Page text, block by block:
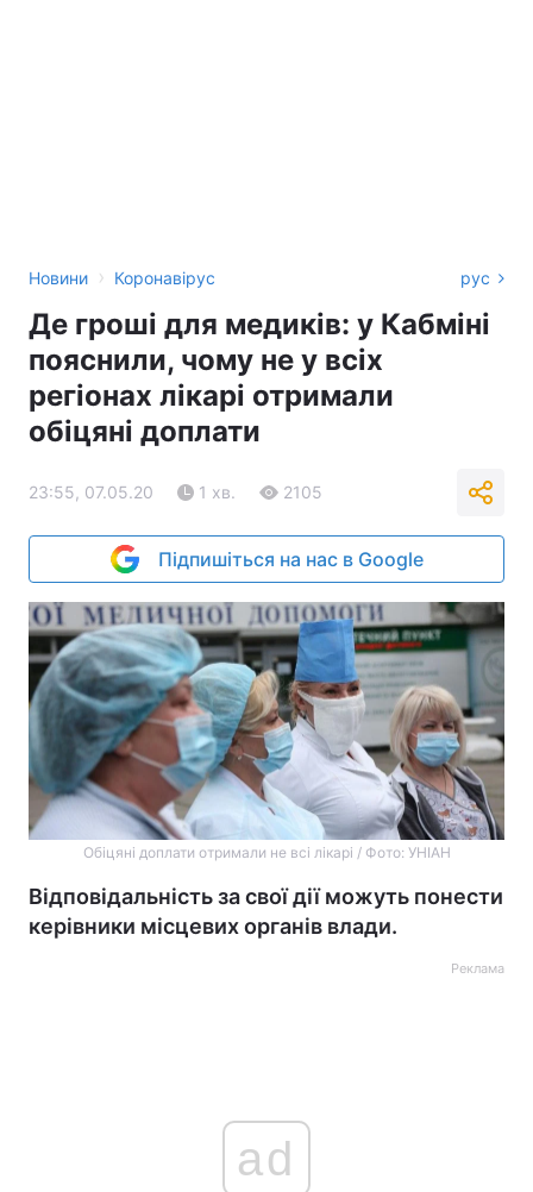
Новини › Коронавірус рус
Де гроші для медиків: у Кабміні
пояснили, чому не у всіх
регіонах лікарі отримали
обіцяні доплати
23:55, 07.05.20 1 хв. 2105
Підпишіться на нас в Google
Обіцяні доплати отримали не всі лікарі / Фото: УНІАН
Відповідальність за свої дії можуть понести
керівники місцевих органів влади.
Реклама
ad